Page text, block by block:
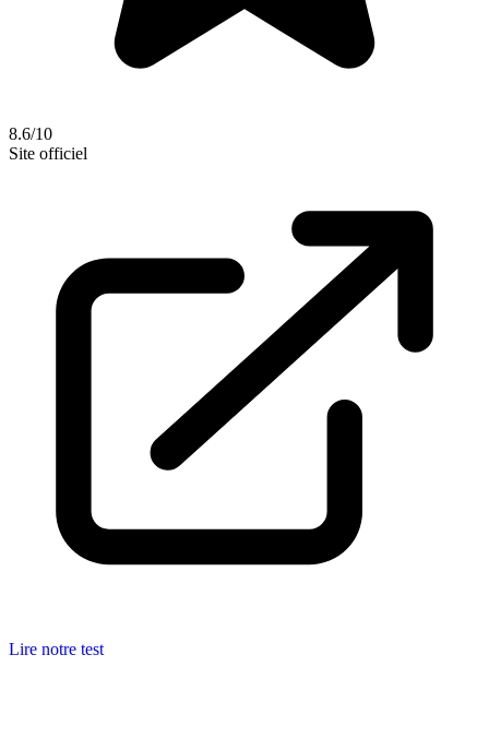
8.6/10
Site officiel
Lire notre test